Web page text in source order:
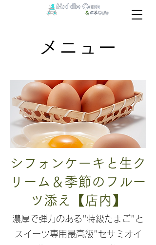
メニュー
シフォンケーキと生ク
リーム＆季節のフルー
ツ添え【店内】
濃厚で弾力のある"特級たまご"と
スイーツ専用最高級"セサミオイ